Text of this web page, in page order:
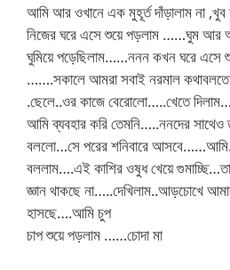
আমি আর ওখানে এক মুহূর্ত দাঁড়ালাম না
নিজের ঘরে এসে শুয়ে পড়লাম ……ঘুম
ঘুমিয়ে পড়েছিলাম……ননন কখন ঘরে এসে
…….সকালে আমরা সবাই নরমাল কথাবলতে
.ছেলে..ওর কাজে বেরোলো…..খেতে
আমি ব্যবহার করি তেমনি…..ননদের
বললো…সে পরের শনিবারে
বললাম….এই কাশির ওষুধ খেয়ে
জ্ঞান থাকছে না…..দেখিলাম..আড়চোখে
হাসছে….আমি চুপ
চাপ শুয়ে পড়লাম ……চোদা মা